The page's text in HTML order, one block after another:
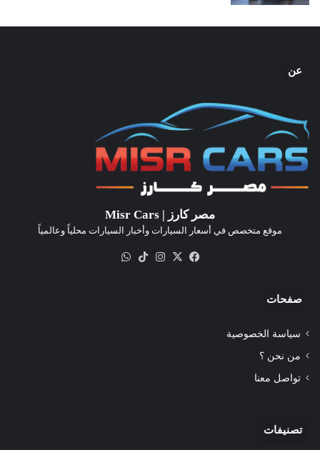
عن
مصر كارز | Misr Cars
موقع متخصص في أسعار السيارات وأخبار السيارات محلياً وعالمياً
فيسبوك
‫X انستقرام‫TikTok
صفحات
سياسة الخصوصية
من نحن ؟
تواصل معنا
تصنيفات